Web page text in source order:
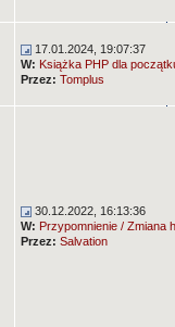
17.01.2024, 19:07:37
W: Książka PHP dla
Przez: Tomplus
30.12.2022, 16:13:36
W: Przypomnienie / Zmiana
Przez: Salvation